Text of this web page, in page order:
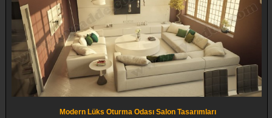
Modern Lüks Oturma Odası Salon Tasarımları